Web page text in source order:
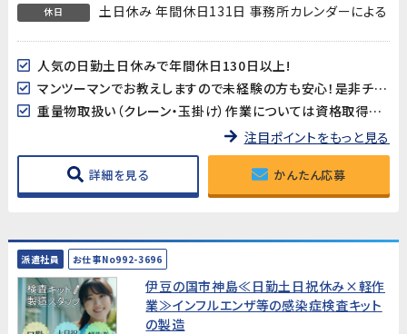
休日 土日休み 年間休日131日 事務所カレンダーによる
人気の日勤土日休みで年間休日130日以上!
マンツーマンでお教えしますので未経験の方も安心！是非チャレンジしてみてください！
重量物取扱い（クレーン・玉掛け）作業については資格取得支援が有ります！
注目ポイントをもっと見る
詳細を見る かんたん応募
派遣社員 お仕事No992-3696
伊豆の国市神島≪日勤土日祝休み×軽作
業≫インフルエンザ等の感染症検査キット
の製造